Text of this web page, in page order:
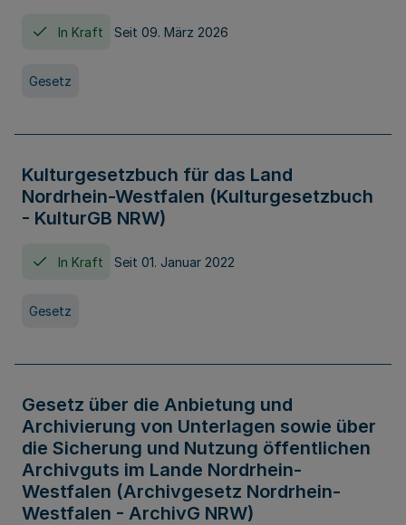
In Kraft Seit 09. März 2026
Gesetz
Kulturgesetzbuch für das Land
Nordrhein-Westfalen (Kulturgesetzbuch
- KulturGB NRW)
In Kraft Seit 01. Januar 2022
Gesetz
Gesetz über die Anbietung und
Archivierung von Unterlagen sowie über
die Sicherung und Nutzung öffentlichen
Archivguts im Lande Nordrhein-
Westfalen (Archivgesetz Nordrhein-
Westfalen - ArchivG NRW)